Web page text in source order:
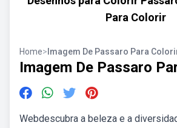
Para Colorir
Home> Imagem De Passaro Para
Imagem De Passaro
Webdescubra a beleza e a